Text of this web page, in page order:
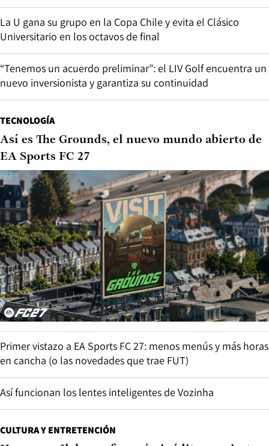
La U gana su grupo en la Copa Chile y evita el Clásico
Universitario en los octavos de final
“Tenemos un acuerdo preliminar”: el LIV Golf encuentra un
nuevo inversionista y garantiza su continuidad
TECNOLOGÍA
Así es The Grounds, el nuevo mundo abierto de
EA Sports FC 27
Primer vistazo a EA Sports FC 27: menos menús y más horas
en cancha (o las novedades que trae FUT)
Así funcionan los lentes inteligentes de Vozinha
CULTURA Y ENTRETENCIÓN